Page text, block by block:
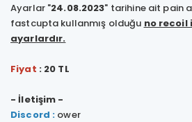
Ayarlar "24.08.2023" tarihine ait pain
fastcupta kullanmış olduğu no recoil
ayarlardır.
Fiyat : 20 TL
- İletişim -
Discord : ower